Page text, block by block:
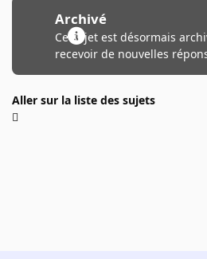
Archivé
Ce sujet est désormais
recevoir de nouvelles
Aller sur la liste des sujets